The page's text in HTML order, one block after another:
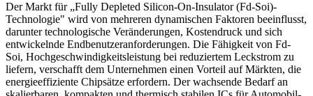
Der Markt für „Fully Depleted Silicon-On-Insulator (Fd-Soi)-
Technologie" wird von mehreren dynamischen Faktoren beeinflusst,
darunter technologische Veränderungen, Kostendruck und sich
entwickelnde Endbenutzeranforderungen. Die Fähigkeit von Fd-
Soi, Hochgeschwindigkeitsleistung bei reduziertem Leckstrom zu
liefern, verschafft dem Unternehmen einen Vorteil auf Märkten, die
energieeffiziente Chipsätze erfordern. Der wachsende Bedarf an